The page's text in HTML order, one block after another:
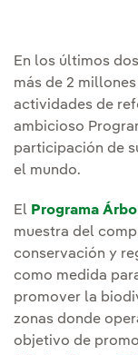
En los últimos
más de 2
actividades de
ambicioso
participación de
el mundo.
El Programa
muestra del
conservación y
como medida
promover la
zonas donde
objetivo de